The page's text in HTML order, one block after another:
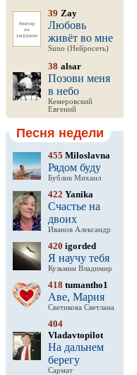
39 Zay
Любовь
живёт во мне
Suno (Нейросеть)
38 alsar
Позови меня
в небо
Кемеровский
Евгений
Песня недели
455 Miloslavna
Рядом буду
Бублик Михаил
422 Yanika
Счастье на
двоих
Иванов Александр
420 igorded
Я научу тебя
Кузьмин Владимир
418 tumantho1
Аве, Мария
Светикова Светлана
404
Vladavtopilot
На дальнем
берегу
Сармат